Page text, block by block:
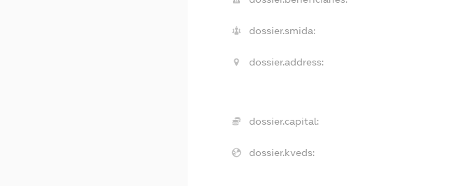
dossier.smida:
dossier.address:
dossier.capital:
dossier.kveds: